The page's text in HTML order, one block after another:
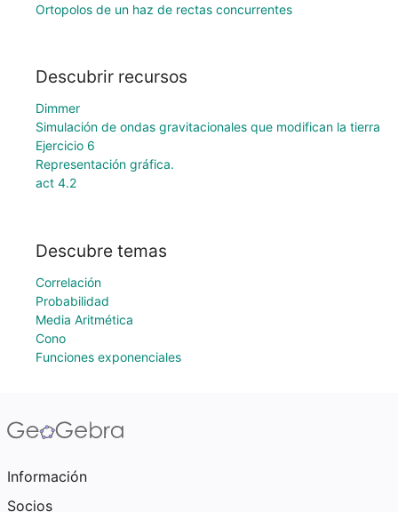
Ortopolos de un haz de rectas concurrentes
Descubrir recursos
Dimmer
Simulación de ondas gravitacionales que modifican la tierra
Ejercicio 6
Representación gráfica.
act 4.2
Descubre temas
Correlación
Probabilidad
Media Aritmética
Cono
Funciones exponenciales
Información
Socios